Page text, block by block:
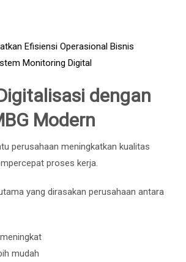
Efisiensi Operasional Bisnis
Monitoring Digital
dengan
Modern
perusahaan meningkatkan kualitas
proses kerja.
yang dirasakan perusahaan antara
mudah